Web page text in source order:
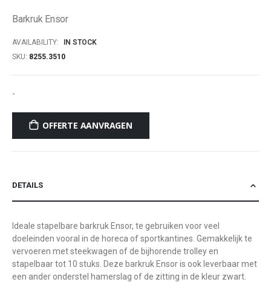
the
gallery
Barkruk Ensor
AVAILABILITY:
IN STOCK
SKU 8255.3510
-
OFFERTE AANVRAGEN
DETAILS
Ideale stapelbare barkruk Ensor, te gebruiken voor veel
doeleinden vooral in de horeca of sportkantines. Gemakkelijk te
vervoeren met steekwagen of de bijhorende trolley en
stapelbaar tot 10 stuks. Deze barkruk Ensor is ook leverbaar met
een ander onderstel hamerslag of de zitting in de kleur zwart.